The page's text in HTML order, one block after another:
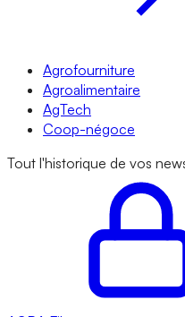
Agrofourniture
Agroalimentaire
AgTech
Coop-négoce
Tout l'historique de vos